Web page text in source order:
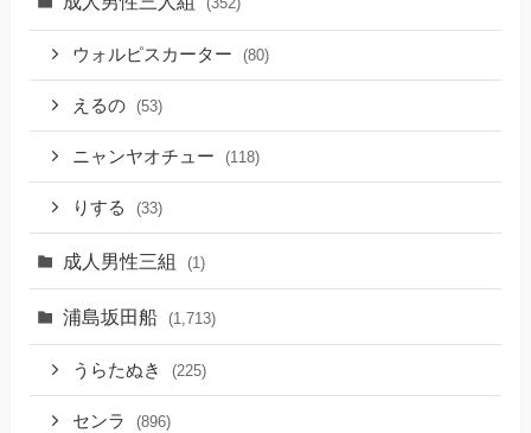
ウォルピスカーター (80)
えるの (53)
ニャンヤオチュー (118)
りする (33)
成人男性三組 (1)
浦島坂田船 (1,713)
うらたぬき (225)
センラ (896)